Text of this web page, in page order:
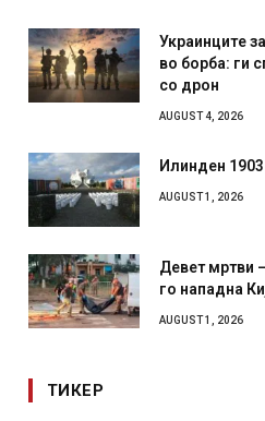
Украинците
во борба: ги
со дрон
AUGUST 4, 2026
Илинден
AUGUST 1, 2026
Девет мртви
го нападна
AUGUST 1, 2026
ТИКЕР